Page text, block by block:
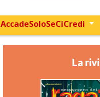
AccadeSoloSeCiCredi
La